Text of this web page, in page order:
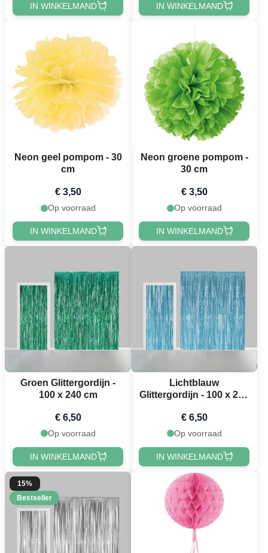
IN WINKELMAND IN WINKELMAND
Neon geel pompom - 30
cm
€ 3,50
Op voorraad
IN WINKELMAND
Neon groene pompom -
30 cm
€ 3,50
Op voorraad
IN WINKELMAND
Groen Glittergordijn -
100 x 240 cm
€ 6,50
Op voorraad
IN WINKELMAND
Lichtblauw
Glittergordijn - 100 x 240
€ 6,50
Op voorraad
IN WINKELMAND
15%
Bestseller